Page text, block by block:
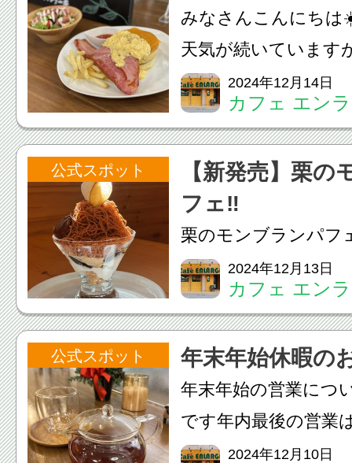
日...
みなさんこんにちは
天気が続いています
すごいですねお近く
際は、コーヒー☕️や
提供可能ですので、
くださいお昼のお時
2024年12月14日
カフェ エン
公式スポット
【新発売】栗の
フェ‼️
栗のモンブランパフ
栗のモンブランパフ
リンクセットで
が濃厚で中にはバニ
ヒーゼリー、クラン
いろんな変化をお楽
2024年12月13日
カフェ エン
公式スポット 年末年始休暇の
年末年始の営業につ
です年内最後の営業
でとなります！12/
2024年12月10日